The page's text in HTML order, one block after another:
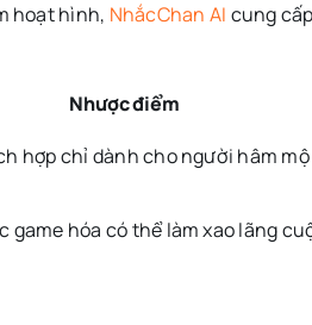
hoạt hình, NhắcChan AI cung
Nhược điểm
hợp chỉ dành cho người hâm
game hóa có thể làm xao lãng